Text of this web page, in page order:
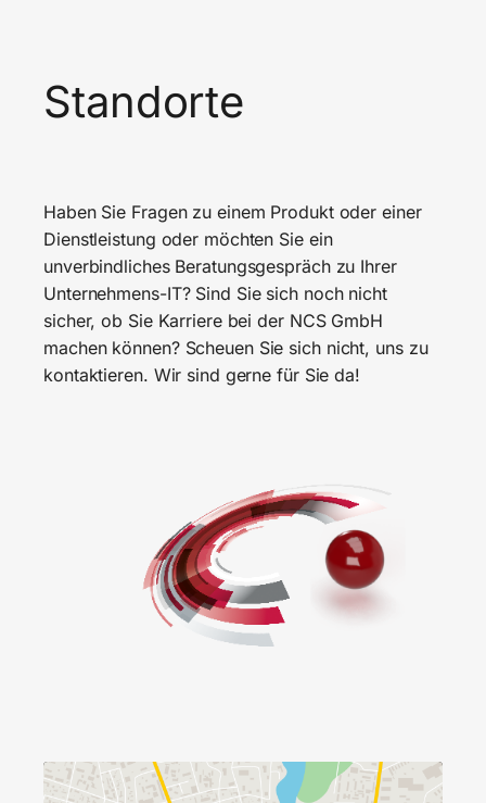
Standorte
Haben Sie Fragen zu einem Produkt oder einer
Dienstleistung oder möchten Sie ein
unverbindliches Beratungsgespräch zu Ihrer
Unternehmens-IT? Sind Sie sich noch nicht
sicher, ob Sie Karriere bei der NCS GmbH
machen können? Scheuen Sie sich nicht, uns zu
kontaktieren. Wir sind gerne für Sie da!